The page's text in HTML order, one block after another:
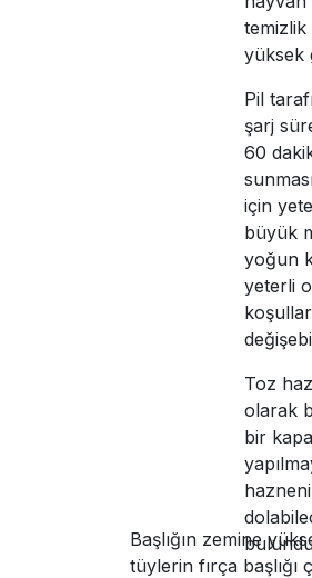
temizlik
yüksek
Pil
şarj
60
için
büyük
yoğun
yeterli
Toz
olarak
bir
Başlığın zemine
tüylerin fırça başlığı